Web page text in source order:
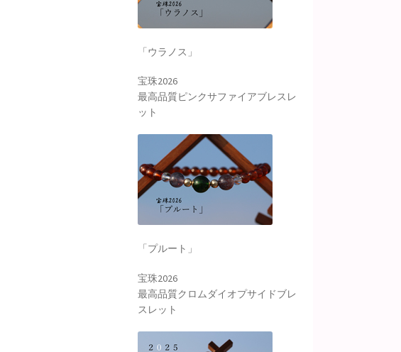
「ウラノス」
宝珠2026
最高品質ピンクサファイアブレスレ
ット
「プルート」
宝珠2026
最高品質クロムダイオプサイドブレ
スレット